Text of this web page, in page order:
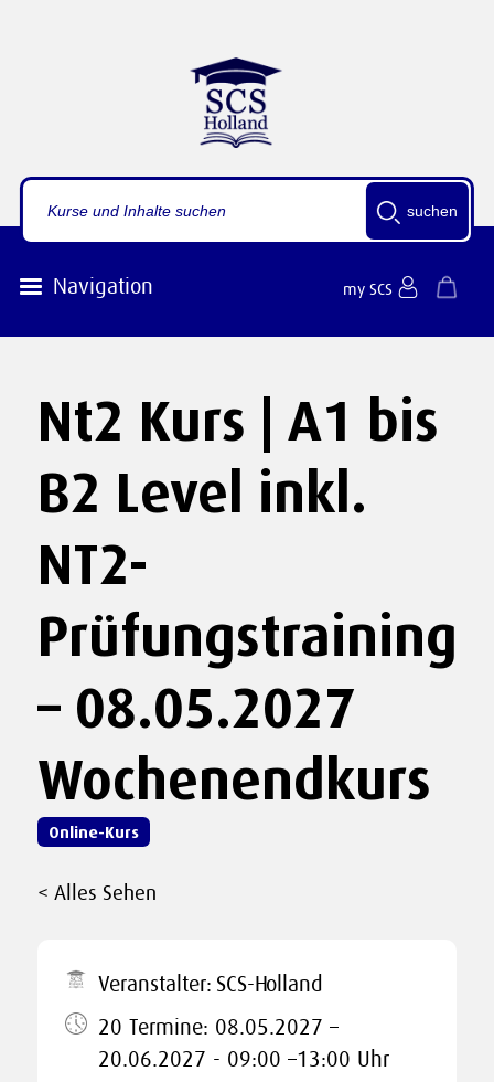
suchen
Navigation my SCS
Nt2 Kurs | A1 bis
B2 Level inkl.
NT2-
Prüfungstraining
– 08.05.2027
Wochenendkurs
Online-Kurs
< Alles Sehen
Veranstalter: SCS-Holland
20 Termine: 08.05.2027 –
20.06.2027 - 09:00 –13:00 Uhr